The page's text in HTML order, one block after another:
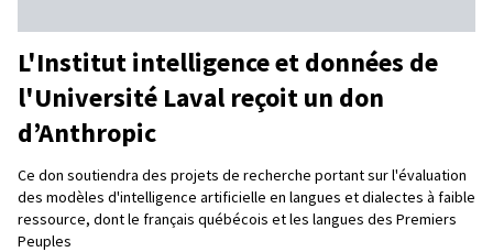
L'Institut intelligence et données de
l'Université Laval reçoit un don
d’Anthropic
Ce don soutiendra des projets de recherche portant sur l'évaluation
des modèles d'intelligence artificielle en langues et dialectes à faible
ressource, dont le français québécois et les langues des Premiers
Peuples